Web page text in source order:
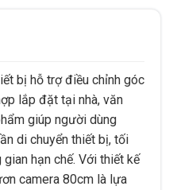
bị hỗ trợ điều chỉnh góc
lắp đặt tại nhà, văn
giúp người dùng
di chuyển thiết bị, tối
hạn chế. Với thiết kế
camera 80cm là lựa